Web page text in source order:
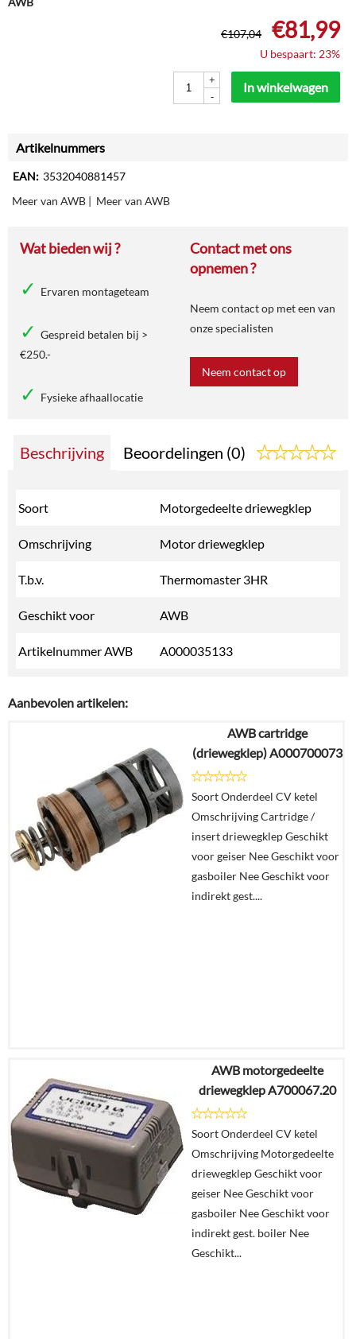
€107,04 €81,99
U bespaart: 23%
+
-
In winkelwagen
Artikelnummers
EAN: 3532040881457
Meer van AWB | Meer van AWB
Wat bieden wij ?
Ervaren montageteam
Gespreid betalen bij >
€250.-
Fysieke afhaallocatie
Contact met ons
opnemen ?
Neem contact op met een van
onze specialisten
Neem contact op
Beschrijving Beoordelingen (0)
Soort Motorgedeelte driewegklep
Omschrijving Motor driewegklep
T.b.v. Thermomaster 3HR
Geschikt voor AWB
Artikelnummer AWB A000035133
Aanbevolen artikelen:
AWB cartridge
(driewegklep) A000700073
Soort Onderdeel CV ketel
Omschrijving Cartridge /
insert driewegklep Geschikt
voor geiser Nee Geschikt voor
gasboiler Nee Geschikt voor
indirekt gest....
€64,43
€60,23
Details
In
winkelmand
AWB motorgedeelte
driewegklep A700067.20
Soort Onderdeel CV ketel
Omschrijving Motorgedeelte
driewegklep Geschikt voor
geiser Nee Geschikt voor
gasboiler Nee Geschikt voor
indirekt gest. boiler Nee
Geschikt...